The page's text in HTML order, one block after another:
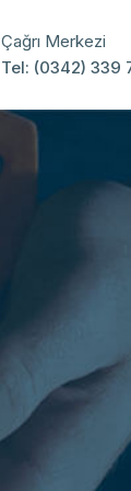
Çağrı Merkezi
Tel: (0342) 339